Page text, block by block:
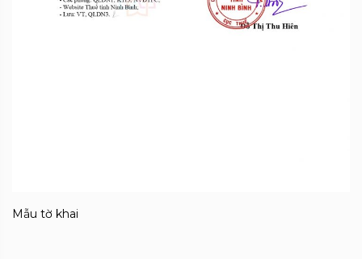
Mẫu tờ khai